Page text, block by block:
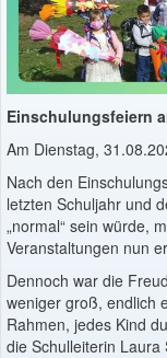
Einschulungsfeiern
Am Dienstag,
Nach den
letzten Schuljahr und
„normal“ sein würde,
Veranstaltungen nun
Dennoch war die
weniger groß, endlich
Rahmen, jedes Kind
die Schulleiterin Laura